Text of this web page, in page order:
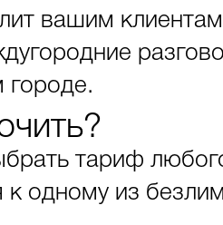
вашим
городе.
тариф
к одному из